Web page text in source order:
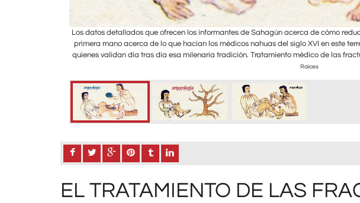
Los datos detallados que ofrecen los informantes de Sahagún acerca de cómo
primera mano acerca de lo que hacían los médicos nahuas del siglo XVI en este
quienes validan día tras día esa milenaria tradición. Tratamiento médico de las
Raíces
EL TRATAMIENTO DE LAS